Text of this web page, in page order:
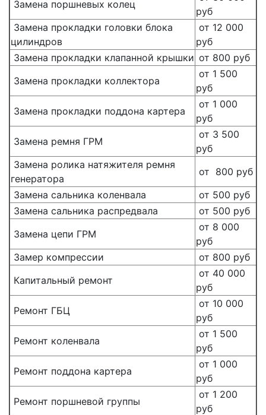
Замена поршневых колец
руб
Замена прокладки головки блока
цилиндров
от 12 000
руб
Замена прокладки клапанной крышки от 800 руб
Замена прокладки коллектора
от 1 500
руб
Замена прокладки поддона картера
от 1 000
руб
Замена ремня ГРМ
от 3 500
руб
Замена ролика натяжителя ремня
генератора
от 800 руб
Замена сальника коленвала
от 500 руб
Замена сальника распредвала
от 500 руб
Замена цепи ГРМ
от 8 000
руб
Замер компрессии
от 800 руб
Капитальный ремонт
от 40 000
руб
Ремонт ГБЦ
от 10 000
руб
Ремонт коленвала
от 1 500
руб
Ремонт поддона картера
от 1 000
руб
Ремонт поршневой группы
от 1 200
руб